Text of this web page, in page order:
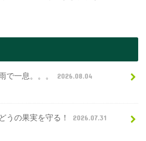
で一息。。。 2026.08.04
うの果実を守る！ 2026.07.31